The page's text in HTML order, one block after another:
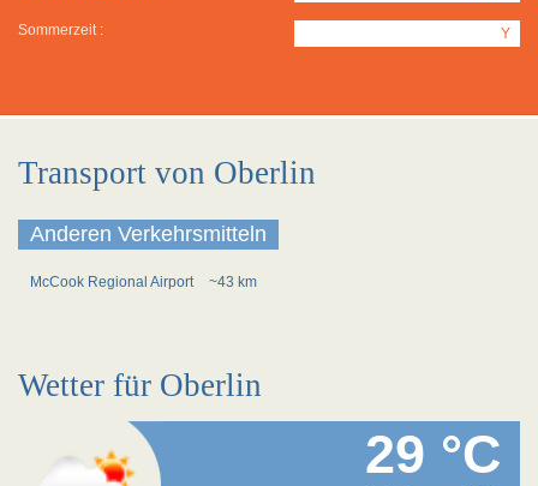
Sommerzeit : Y
Transport von Oberlin
Anderen Verkehrsmitteln
McCook Regional Airport ~43 km
Wetter für Oberlin
29 °C